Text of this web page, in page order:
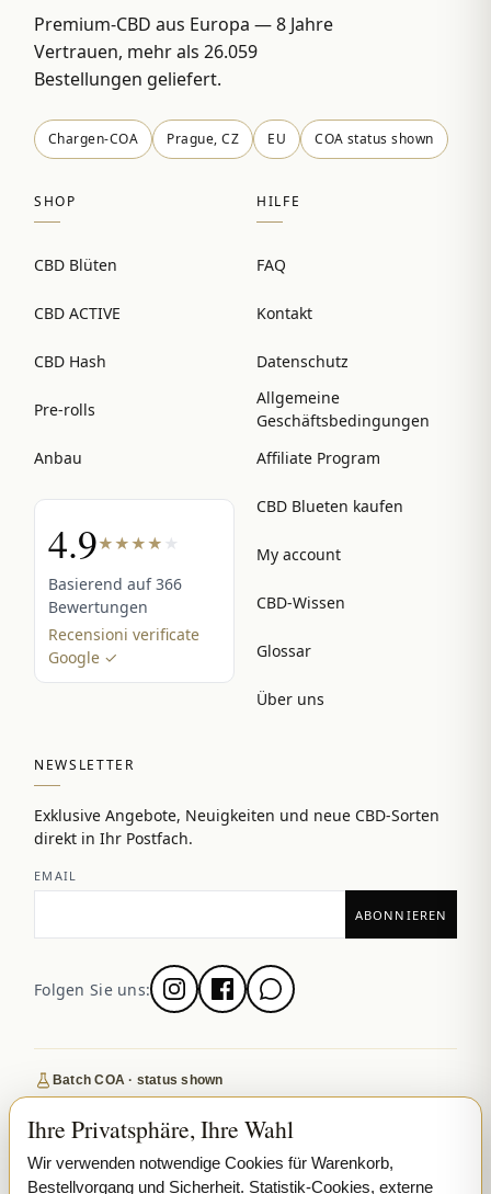
Premium-CBD aus Europa — 8 Jahre
Vertrauen, mehr als 26.059
Bestellungen geliefert.
Chargen-COA Prague, CZ EU COA status shown
SHOP
CBD Blüten
CBD ACTIVE
CBD Hash
Pre-rolls
Anbau
4.9★★★★ ★
Basierend auf 366
Bewertungen
Recensioni verificate
Google ✓
HILFE
FAQ
Kontakt
Datenschutz
Allgemeine
Geschäftsbedingungen
Affiliate Program
CBD Blueten kaufen
My account
CBD-Wissen
Glossar
Über uns
NEWSLETTER
Exklusive Angebote, Neuigkeiten und neue CBD-Sorten
direkt in Ihr Postfach.
EMAIL
Folgen Sie uns:
Batch COA · status shown
Discreet, tracked EU delivery
Premium indoor · COA where published
Ihre Privatsphäre, Ihre Wahl
Wir verwenden notwendige Cookies für Warenkorb,
Bestellvorgang und Sicherheit. Statistik-Cookies, externe